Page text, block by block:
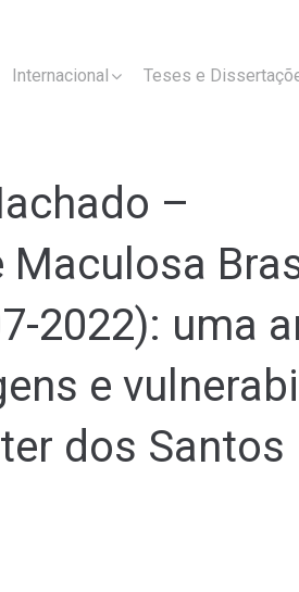
Internacional Teses e
–
2022): uma
e
dos Santos